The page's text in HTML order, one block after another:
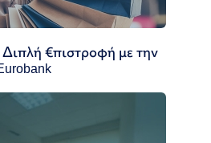
Διπλή €πιστροφή με την